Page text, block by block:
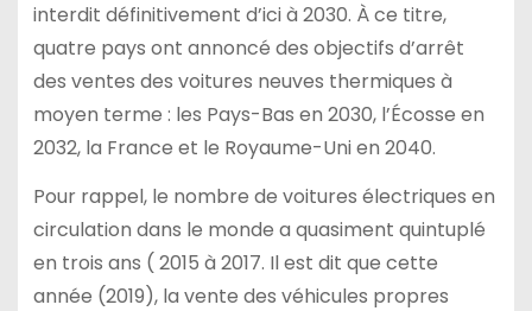
interdit définitivement d’ici à 2030. À ce titre,
quatre pays ont annoncé des objectifs d’arrêt
des ventes des voitures neuves thermiques à
moyen terme : les Pays-Bas en 2030, l’Écosse en
2032, la France et le Royaume-Uni en 2040.
Pour rappel, le nombre de voitures électriques en
circulation dans le monde a quasiment quintuplé
en trois ans ( 2015 à 2017. Il est dit que cette
année (2019), la vente des véhicules propres